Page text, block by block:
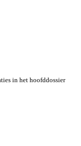
in het hoofddossier